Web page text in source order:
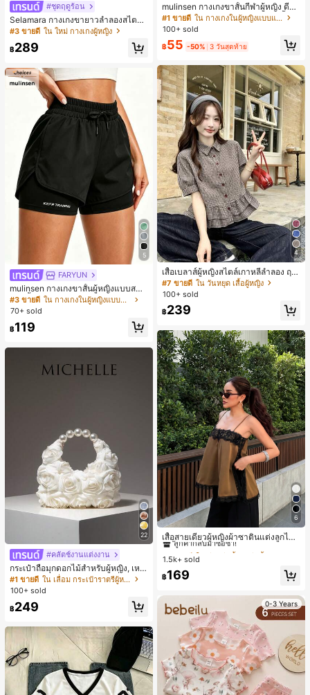
#ชุดฤดูร้อน
Selamara กางเกงขายาวลำลองสไตล์โ
บฮีเมียนสำหรับพักผ่อน สีกากี ผิวสัมผัส
มีเท็กซ์เจอร์ เอวสูงทรงหลวม เอวยางยืด
พร้อมเชือกรูด ทรงขาตรงทิ้งตัว ขากว้า
ดินทาง
#3 ขายดี ใน ใหม่ กางเกงผู้หญิง
฿289
5
FARYUN
mulinsen กางเกงขาสั้นผู้หญิงแบบสบา
ยๆ สีพื้น หลวม อเนกประสงค์ กางเกงขา
สั้นกีฬา 2-In-1 สำหรับวิ่ง ฟิตเนส และก
#3 ขายดี
ใน กางเกงในผู้หญิงแบบแอคทีฟ
70+ sold
฿119
22
#คลัตช์งานแต่งงาน
กระเป๋าถือมุกดอกไม้สำหรับผู้หญิง, เหม
าะสำหรับชุดราตรี, ชุดบอล, เครื่องประ
ดับงานแต่งงาน, กระเป๋าสตางค์สุภาพส
สุ่ม)
#1 ขายดี
ใน เลื่อม กระเป๋าราตรีผู้หญิง
100+ sold
฿249
mulinsen กางเกงขาสั้นกีฬาผู้หญิง ดีไซ
น์ปลายเปิด เอวยืดหยุ่น กางเกงขาสั้น
ลำลองกีฬาฤดูร้อน ความยาว 3/4
#1 ขายดี
ใน กางเกงในผู้หญิงแบบแอคทีฟ
100+ sold
฿55 -50% 3 วันสุดท้าย
4
เสื้อเบลาส์ผู้หญิงสไตล์เกาหลีลำลอง ฤดู
ใบไม้ผลิ/ฤดูร้อนใหม่ ชายระบาย ชิคแล
ะหรูหรา
#7 ขายดี ใน วันหยุด เสื้อผู้หญิง
100+ sold
฿239
6
เสื้อสายเดี่ยวผู้หญิงผ้าซาตินแต่งลูกไม้
- เสื้อสายเดี่ยวฤดูร้อนสีคากีมีรอยผ่าด้า
นข้างที่น่าดึงดูดแบบสบายๆ
#2 ขายดี
ใน สีกากี เสื้อสตรี เสื้อเบลาส์ & Tee
ลูกค้ากลับมาซื้อซ้ำ!
#2 ขายดี
ลูกค้ากลับมาซื้อซ้ำ!
#2 ขายดี
ลูกค้ากลับมาซื้อซ้ำ!
#2 ขายดี
ใน สีกากี เสื้อสตรี เสื้อเบลาส์ & Tee
1.5k+ sold
฿169
0-3 Years